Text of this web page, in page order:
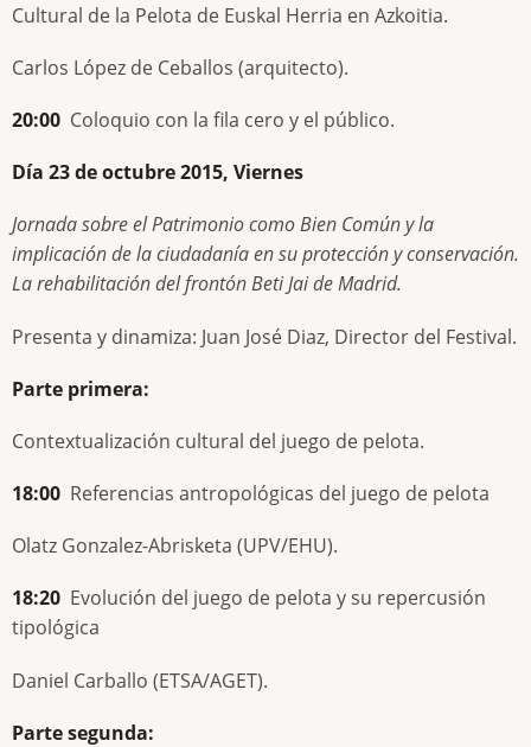
Cultural de la Pelota de Euskal Herria en Azkoitia.
Carlos López de Ceballos (arquitecto).
20:00 Coloquio con la fila cero y el público.
Día 23 de octubre 2015, Viernes
Jornada sobre el Patrimonio como Bien Común y la
implicación de la ciudadanía en su protección y conservación.
La rehabilitación del frontón Beti Jai de Madrid.
Presenta y dinamiza: Juan José Diaz, Director del Festival.
Parte primera:
Contextualización cultural del juego de pelota.
18:00 Referencias antropológicas del juego de pelota
Olatz Gonzalez-Abrisketa (UPV/EHU).
18:20 Evolución del juego de pelota y su repercusión
tipológica
Daniel Carballo (ETSA/AGET).
Parte segunda: